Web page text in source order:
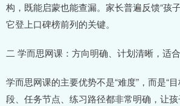
构，既能启蒙也能查漏。家长普遍反馈“孩
它登上口碑榜前列的关键。
二 学而思网课：方向明确、计划清晰，适
学而思网课的主要优势不是“难度”，而是“
段、任务节点、练习路径都非常明确，让